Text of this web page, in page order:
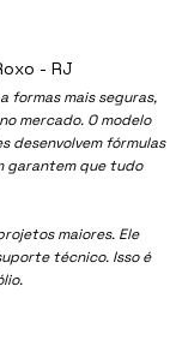
formas mais seguras,
mercado. O modelo
desenvolvem fórmulas
garantem que tudo
maiores. Ele
técnico. Isso é
- RJ